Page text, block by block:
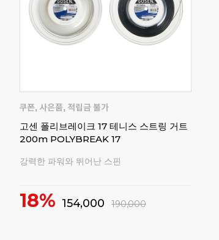
고센 폴리브레이크 17 테니스 스트링 거트
200m POLYBREAK 17
강력한 파워와 뛰어난 스핀
18% 154,000 190,000